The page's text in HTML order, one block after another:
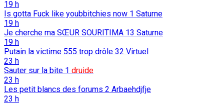
19 h
Is gotta Fuck like youbbitchies now 1 Saturne
19 h
Je cherche ma SŒUR SOURITIMA 13 Saturne
19 h
Putain la victime 555 trop drôle 32 Virtuel
23 h
Sauter sur la bite 1 druide
23 h
Les petit blancs des forums 2 Arbaehdjfje
23 h